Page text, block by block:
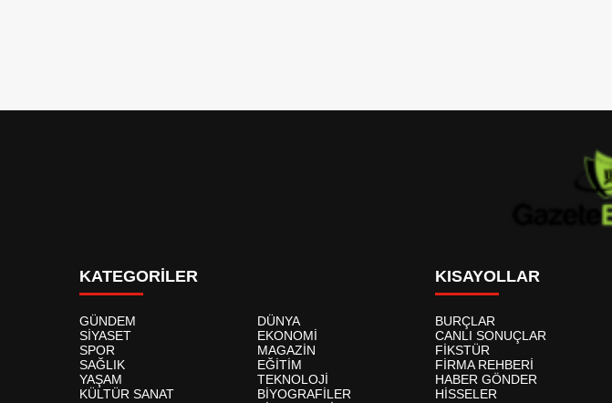
KATEGORİLER
GÜNDEM
DÜNYA
SİYASET
EKONOMİ
SPOR
MAGAZİN
SAĞLIK
EĞİTİM
YAŞAM
TEKNOLOJİ
KÜLTÜR SANAT
BİYOGRAFİLER
KISAYOLLAR
BURÇLAR
CANLI SONUÇLAR
FİKSTÜR
FİRMA REHBERİ
HABER GÖNDER
HİSSELER